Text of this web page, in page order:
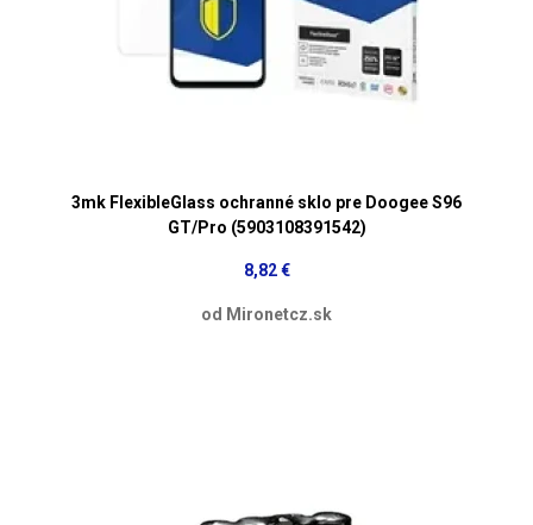
3mk FlexibleGlass ochranné sklo pre Doogee S96
GT/Pro (5903108391542)
8,82 €
od Mironetcz.sk